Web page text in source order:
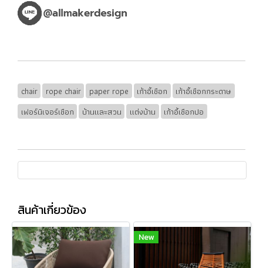
chair rope chair paper rope เก้าอี้เชือก
เก้าอี้เชือกกระดาษ
เฟอร์นิเจอร์เชือก
บ้านและสวน แต่งบ้าน เก้าอี้เชือกปอ
สินค้าเกี่ยวข้อง
New